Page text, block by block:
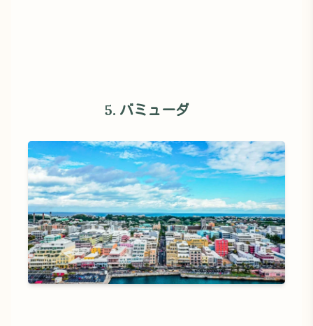
5. バミューダ